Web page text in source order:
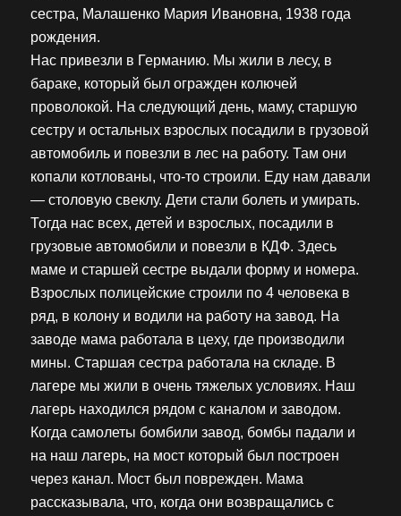
сестра, Малашенко Мария Ивановна, 1938 года
рождения.
Нас привезли в Германию. Мы жили в лесу, в
бараке, который был огражден колючей
проволокой. На следующий день, маму, старшую
сестру и остальных взрослых посадили в грузовой
автомобиль и повезли в лес на работу. Там они
копали котлованы, что-то строили. Еду нам давали
— столовую свеклу. Дети стали болеть и умирать.
Тогда нас всех, детей и взрослых, посадили в
грузовые автомобили и повезли в КДФ. Здесь
маме и старшей сестре выдали форму и номера.
Взрослых полицейские строили по 4 человека в
ряд, в колону и водили на работу на завод. На
заводе мама работала в цеху, где производили
мины. Старшая сестра работала на складе. В
лагере мы жили в очень тяжелых условиях. Наш
лагерь находился рядом с каналом и заводом.
Когда самолеты бомбили завод, бомбы падали и
на наш лагерь, на мост который был построен
через канал. Мост был поврежден. Мама
рассказывала, что, когда они возвращались с